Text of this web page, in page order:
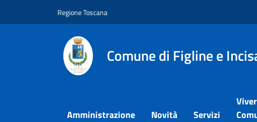
Regione Toscana
Comune di Figline e
Amministrazione Novità Servizi